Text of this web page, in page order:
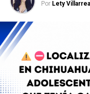
generó
narcomensaje fue
centro de atención
investigaciones para
dar con los
Por Lety Villarreal